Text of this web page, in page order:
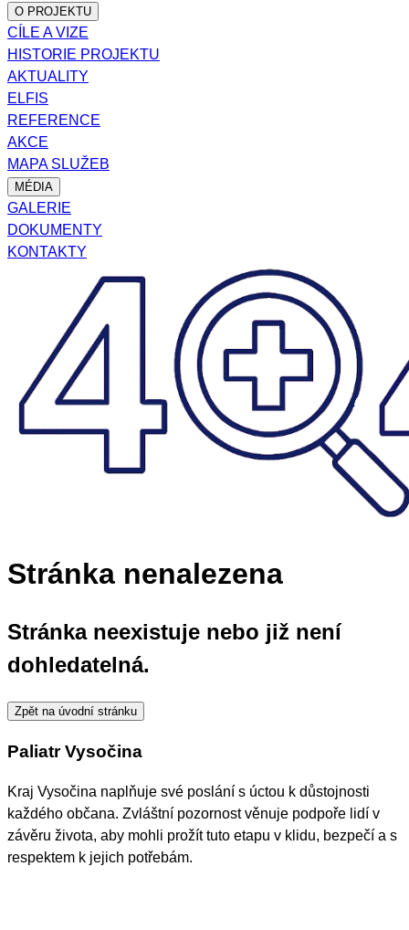
O PROJEKTU
CÍLE A VIZE
HISTORIE PROJEKTU
AKTUALITY
ELFIS
REFERENCE
AKCE
MAPA SLUŽEB
MÉDIA
GALERIE
DOKUMENTY
KONTAKTY
Stránka nenalezena
Stránka neexistuje nebo již není
dohledatelná.
Zpět na úvodní stránku
Paliatr Vysočina
Kraj Vysočina naplňuje své poslání s úctou k důstojnosti
každého občana. Zvláštní pozornost věnuje podpoře lidí v
závěru života, aby mohli prožít tuto etapu v klidu, bezpečí a s
respektem k jejich potřebám.